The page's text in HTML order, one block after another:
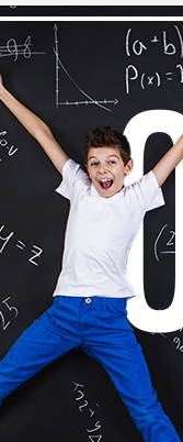
12mm f/1.4 DC
objektiiv
al. 21,10 €
Lisa
Laos